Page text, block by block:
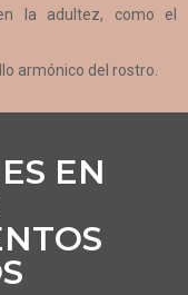
la adultez, como el
armónico del rostro.
EN